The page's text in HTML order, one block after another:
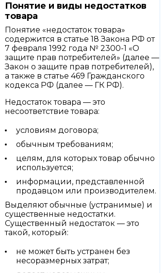
Понятие и виды недостатков
товара
Понятие «недостаток товара»
содержится в статье 18 Закона РФ от
7 февраля 1992 года № 2300-1 «О
защите прав потребителей» (далее —
Закон о защите прав потребителей),
а также в статье 469 Гражданского
кодекса РФ (далее — ГК РФ).
Недостаток товара — это
несоответствие товара:
условиям договора;
обычным требованиям;
целям, для которых товар обычно
используется;
информации, представленной
продавцом или производителем.
Выделяют обычные (устранимые) и
существенные недостатки.
Существенный недостаток — это
такой, который:
не может быть устранен без
несоразмерных затрат;